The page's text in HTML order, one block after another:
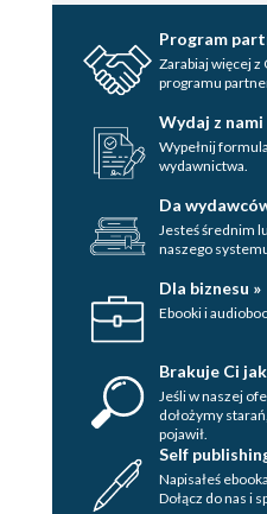
Program
Zarabiaj więcej z
programu
Wydaj z nami
Wypełnij
wydawnictwa.
Da
Jesteś średnim
naszego
Dla biznesu »
Ebooki i
Brakuje Ci
Jeśli w naszej
dołożymy
pojawił.
Self
Napisałeś
Dołącz do nas i